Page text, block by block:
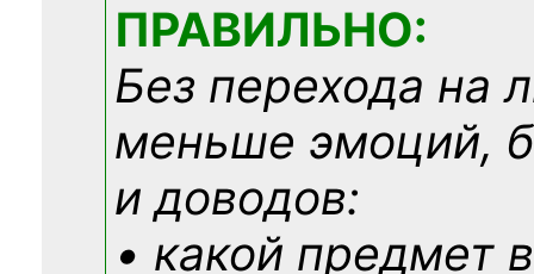
ПРАВИЛЬНО:
Без перехода на
меньше эмоций,
и доводов:
• какой предмет